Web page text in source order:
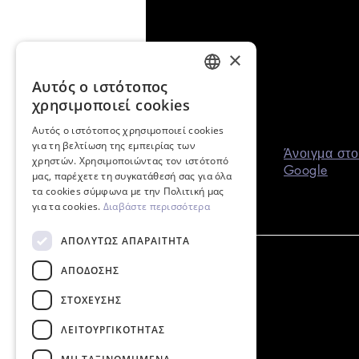
Άνοιγμα
Google
×
Αυτός ο ιστότοπος
χρησιμοποιεί cookies
Αυτός ο ιστότοπος χρησιμοποιεί cookies
για τη βελτίωση της εμπειρίας των
χρηστών. Χρησιμοποιώντας τον ιστότοπό
μας, παρέχετε τη συγκατάθεσή σας για όλα
τα cookies σύμφωνα με την Πολιτική μας
για τα cookies. Διαβάστε περισσότερα
ΑΠΟΛΎΤΩΣ ΑΠΑΡΑΊΤΗΤΑ
ΑΠΌΔΟΣΗΣ
ΣΤΌΧΕΥΣΗΣ
ΛΕΙΤΟΥΡΓΙΚΌΤΗΤΑΣ